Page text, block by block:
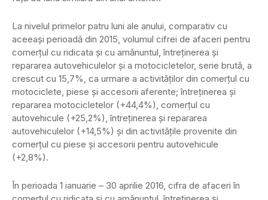
La nivelul primelor patru luni ale anului, comparativ cu
aceeaşi perioadă din 2015, volumul cifrei de afaceri pentru
comerţul cu ridicata şi cu amănuntul, întreţinerea şi
repararea autovehiculelor şi a motocicletelor, serie brută, a
crescut cu 15,7%, ca urmare a activităţilor din comerţul cu
motociclete, piese şi accesorii aferente; întreţinerea şi
repararea motocicletelor (+44,4%), comerţul cu
autovehicule (+25,2%), întreţinerea şi repararea
autovehiculelor (+14,5%) şi din activităţile provenite din
comerţul cu piese şi accesorii pentru autovehicule
(+2,8%).
În perioada 1 ianuarie – 30 aprilie 2016, cifra de afaceri în